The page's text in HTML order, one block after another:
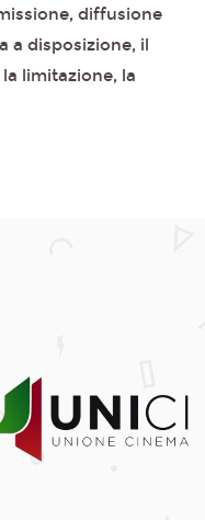
diffusione
a disposizione, il
limitazione, la